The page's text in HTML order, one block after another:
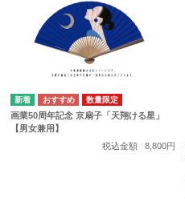
数量限定
画業50周年記念 京扇子「天翔ける星」
【男女兼用】
税込金額
8,800円